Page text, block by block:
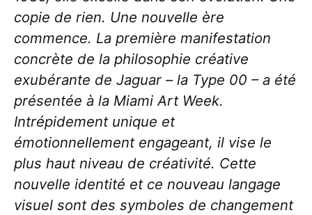
copie de rien. Une nouvelle ère
commence. La première manifestation
concrète de la philosophie créative
exubérante de Jaguar – la Type 00 – a été
présentée à la Miami Art Week.
Intrépidement unique et
émotionnellement engageant, il vise le
plus haut niveau de créativité. Cette
nouvelle identité et ce nouveau langage
visuel sont des symboles de changement